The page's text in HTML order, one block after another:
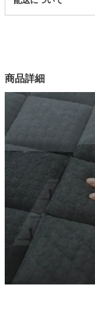
5009511
幅140×奥行195×高さ
幅60×奥行195×高さ
幅80×奥行195×高さ
幅97×奥行195×高さ
幅120×奥行195×高さ
幅140×奥行195×高さ
幅97×奥行195×高さ
幅120×奥行195×高さ
幅140×奥行195×高さ
カラー
1色
内部構造
超高密度ポケットコ
線径
商品詳細